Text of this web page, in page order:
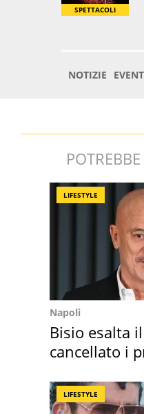
LIFESTYLE
Napoli
Bisio esalta
cancellato i
LIFESTYLE